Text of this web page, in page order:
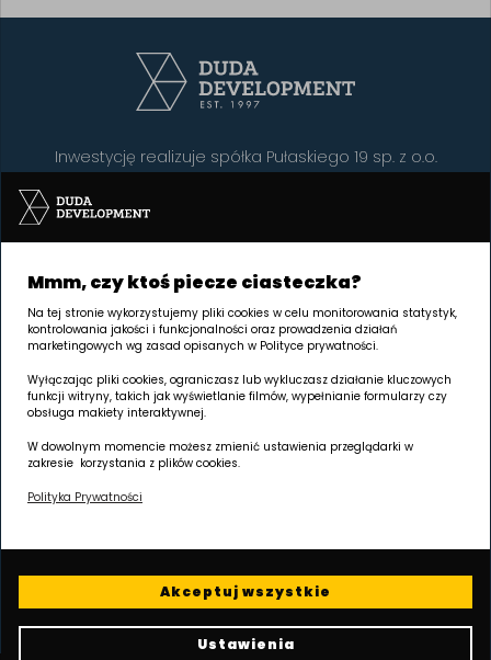
Mmm, czy ktoś piecze ciasteczka?
Na tej stronie wykorzystujemy pliki cookies w celu monitorowania statystyk,
kontrolowania jakości i funkcjonalności oraz prowadzenia działań
marketingowych wg zasad opisanych w Polityce prywatności.
Wyłączając pliki cookies, ograniczasz lub wykluczasz działanie kluczowych
funkcji witryny, takich jak wyświetlanie filmów, wypełnianie formularzy czy
obsługa makiety interaktywnej.
W dowolnym momencie możesz zmienić ustawienia przeglądarki w
zakresie korzystania z plików cookies.
Polityka Prywatności
Ustawienia
Akceptuj wszystkie
Inwestycję realizuje spółka Pułaskiego 19 sp. z o.o.
Palacza 144, 60-278 Poznań
Godziny otwarcia:
poniedziałek - piątek 8.00 - 17.00
W każdy wtorek w godz. 8.00 - 16.00 jesteśmy dostępni na
terenie inwestycji.
Wydłużamy godziny umawiania spotkań - zapraszamy na
prezentacje codziennie do 20.00!
Skontaktuj się z naszym biurem sprzedaży i zarezerwuj termin!